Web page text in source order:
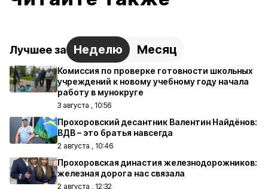
Лучшее за Неделю Месяц
Комиссия по проверке готовности школьных
учреждений к новому учебному году начала
работу в мунокруге
3 августа , 10:56
Прохоровский десантник Валентин Найдёнов:
ВДВ – это братья навсегда
2 августа , 10:46
Прохоровская династия железнодорожников:
железная дорога нас связала
2 августа , 12:32